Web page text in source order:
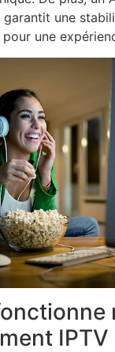
garantit une
une
IPTV